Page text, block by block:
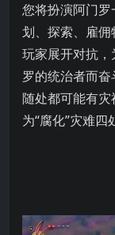
您将扮演阿门
划、探索、雇
玩家展开对抗
罗的统治者而奋
随处都可能有
为“腐化”灾难四